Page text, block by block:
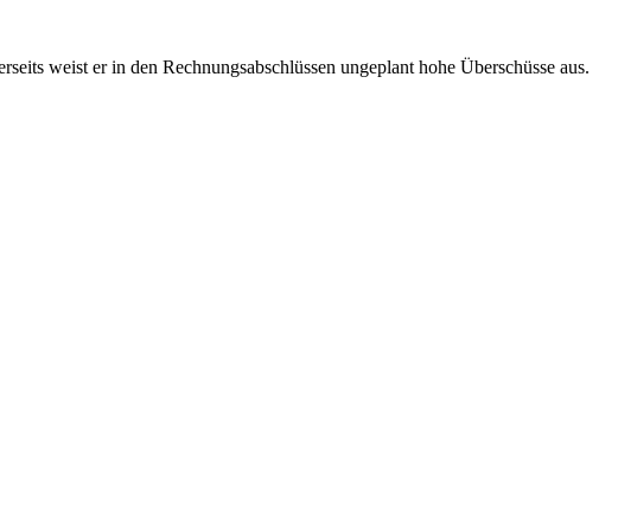
weist er in den Rechnungsabschlüssen ungeplant hohe Überschüsse aus.